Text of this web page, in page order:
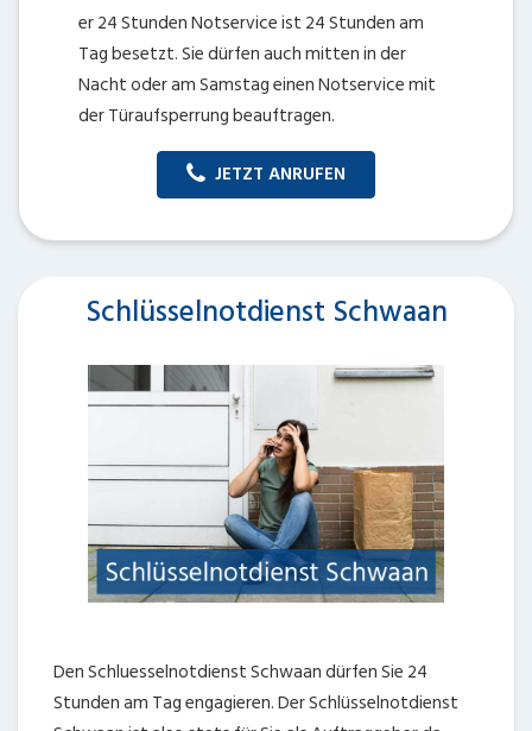
er 24 Stunden Notservice ist 24 Stunden am
Tag besetzt. Sie dürfen auch mitten in der
Nacht oder am Samstag einen Notservice mit
der Türaufsperrung beauftragen.
JETZT ANRUFEN
Schlüsselnotdienst Schwaan
Den Schluesselnotdienst Schwaan dürfen Sie 24
Stunden am Tag engagieren. Der Schlüsselnotdienst